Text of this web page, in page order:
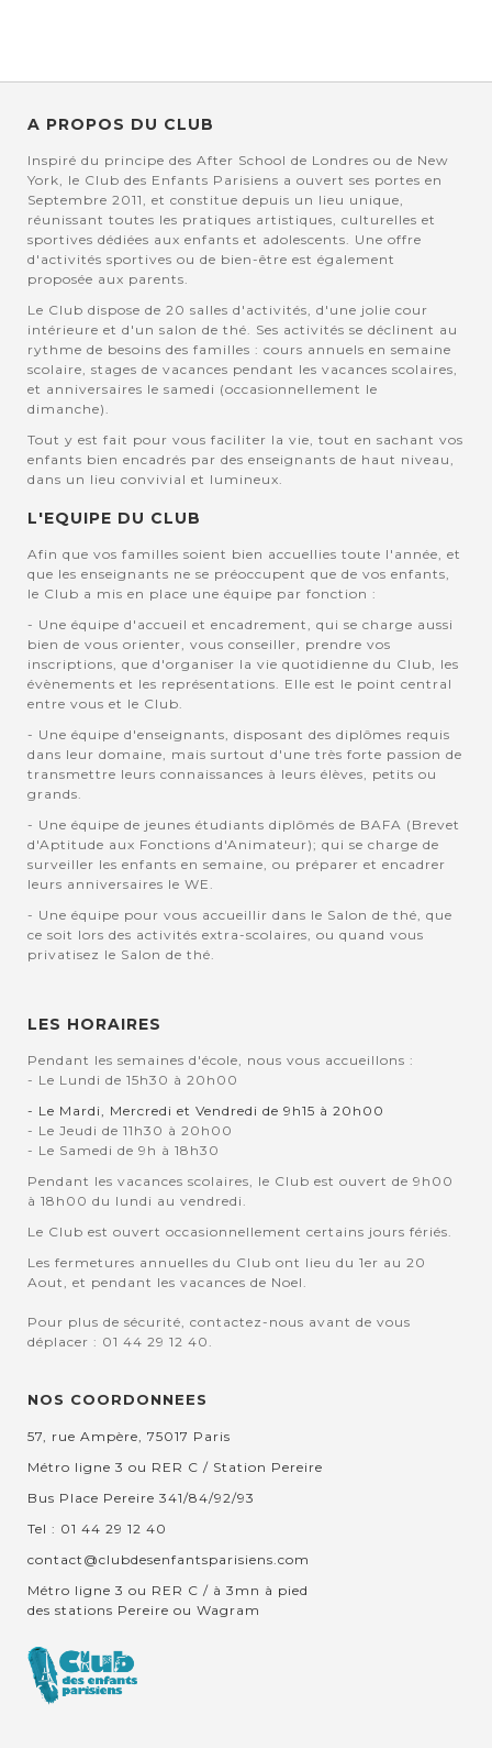
A PROPOS DU CLUB
Inspiré du principe des After School de Londres ou de New
York, le Club des Enfants Parisiens a ouvert ses portes en
Septembre 2011, et constitue depuis un lieu unique,
réunissant toutes les pratiques artistiques, culturelles et
sportives dédiées aux enfants et adolescents. Une offre
d'activités sportives ou de bien-être est également
proposée aux parents.
Le Club dispose de 20 salles d'activités, d'une jolie cour
intérieure et d'un salon de thé. Ses activités se déclinent au
rythme de besoins des familles : cours annuels en semaine
scolaire, stages de vacances pendant les vacances scolaires,
et anniversaires le samedi (occasionnellement le
dimanche).
Tout y est fait pour vous faciliter la vie, tout en sachant vos
enfants bien encadrés par des enseignants de haut niveau,
dans un lieu convivial et lumineux.
L'EQUIPE DU CLUB
Afin que vos familles soient bien accuellies toute l'année, et
que les enseignants ne se préoccupent que de vos enfants,
le Club a mis en place une équipe par fonction :
- Une équipe d'accueil et encadrement, qui se charge aussi
bien de vous orienter, vous conseiller, prendre vos
inscriptions, que d'organiser la vie quotidienne du Club, les
évènements et les représentations. Elle est le point central
entre vous et le Club.
- Une équipe d'enseignants, disposant des diplômes requis
dans leur domaine, mais surtout d'une très forte passion de
transmettre leurs connaissances à leurs élèves, petits ou
grands.
- Une équipe de jeunes étudiants diplômés de BAFA (Brevet
d'Aptitude aux Fonctions d'Animateur); qui se charge de
surveiller les enfants en semaine, ou préparer et encadrer
leurs anniversaires le WE.
- Une équipe pour vous accueillir dans le Salon de thé, que
ce soit lors des activités extra-scolaires, ou quand vous
privatisez le Salon de thé.
LES HORAIRES
Pendant les semaines d'école, nous vous accueillons :
- Le Lundi de 15h30 à 20h00
- Le Mardi, Mercredi et Vendredi de 9h15 à 20h00
- Le Jeudi de 11h30 à 20h00
- Le Samedi de 9h à 18h30
Pendant les vacances scolaires, le Club est ouvert de 9h00
à 18h00 du lundi au vendredi.
Le Club est ouvert occasionnellement certains jours fériés.
Les fermetures annuelles du Club ont lieu du 1er au 20
Aout, et pendant les vacances de Noel.
Pour plus de sécurité, contactez-nous avant de vous
déplacer : 01 44 29 12 40.
NOS COORDONNEES
57, rue Ampère, 75017 Paris
Métro ligne 3 ou RER C / Station Pereire
Bus Place Pereire 341/84/92/93
Tel : 01 44 29 12 40
contact@clubdesenfantsparisiens.com
Métro ligne 3 ou RER C / à 3mn à pied
des stations Pereire ou Wagram